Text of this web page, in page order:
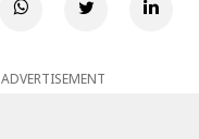
ADVERTISEMENT